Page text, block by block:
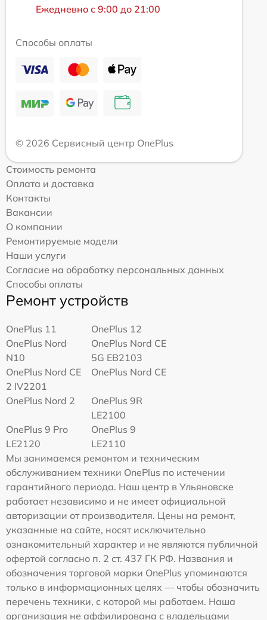
Ежедневно с 9:00 до 21:00
Способы оплаты
© 2026 Сервисный центр OnePlus
Стоимость ремонта
Оплата и доставка
Контакты
Вакансии
О компании
Ремонтируемые модели
Наши услуги
Согласие на обработку персональных данных
Способы оплаты
Ремонт устройств
OnePlus 11
OnePlus 12
OnePlus Nord
N10
OnePlus Nord CE
5G EB2103
OnePlus Nord CE
2 IV2201
OnePlus Nord CE
OnePlus Nord 2
OnePlus 9R
LE2100
OnePlus 9 Pro
LE2120
OnePlus 9
LE2110
Мы занимаемся ремонтом и техническим
обслуживанием техники OnePlus по истечении
гарантийного периода. Наш центр в Ульяновске
работает независимо и не имеет официальной
авторизации от производителя. Цены на ремонт,
указанные на сайте, носят исключительно
ознакомительный характер и не являются публичной
офертой согласно п. 2 ст. 437 ГК РФ. Названия и
обозначения торговой марки OnePlus упоминаются
только в информационных целях — чтобы обозначить
перечень техники, с которой мы работаем. Наша
организация не аффилирована с владельцами